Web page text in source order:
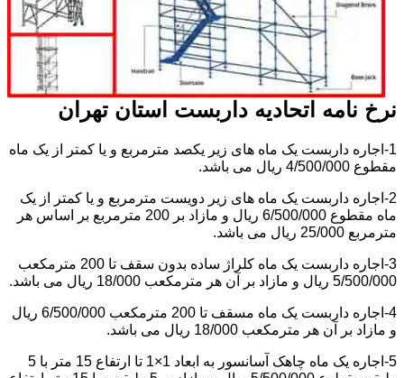
نرخ نامه اتحادیه داربست استان تهران
1-اجاره داربست یک ماه های زیر یکصد مترمربع و یا کمتر از یک ماه
مقطوع 4/500/000 ریال می باشد.
2-اجاره داربست یک ماه های زیر دویست مترمربع و یا کمتر از یک
ماه مقطوع 6/500/000 ریال و مازاد بر 200 مترمربع بر اساس هر
مترمربع 25/000 ریال می باشد.
3-اجاره داربست یک ماه کلراژ ساده بدون سقف تا 200 مترمکعب
5/500/000 ریال و مازاد بر آن هر مترمکعب 18/000 ریال می باشد.
4-اجاره داربست یک ماه مسقف تا 200 مترمکعب 6/500/000 ریال
و مازاد بر آن هر مترمکعب 18/000 ریال می باشد.
5-اجاره یک ماه چاهک آسانسور به ابعاد 1×1 تا ارتفاع 15 متر با 5